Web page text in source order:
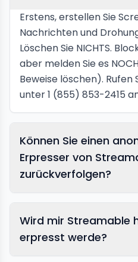
Erstens, erstellen Sie
Nachrichten und
Löschen Sie NICHTS.
aber melden Sie es
Beweise löschen). Rufen
unter 1 (855) 853-2415
Können Sie einen
Erpresser von
zurückverfolgen?
Wird mir Streamable
erpresst werde?